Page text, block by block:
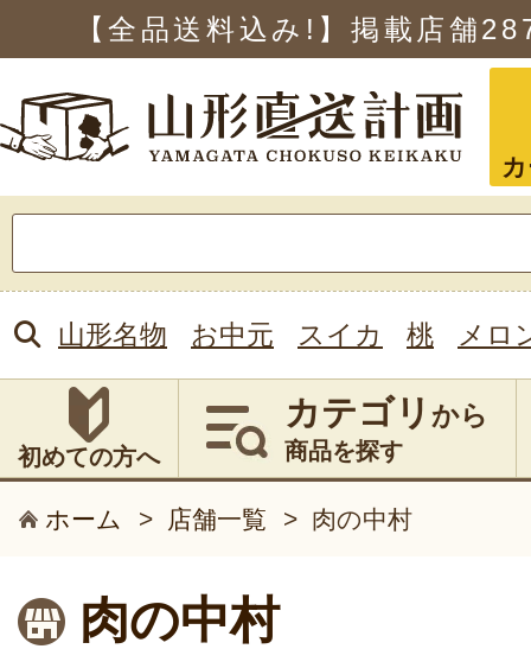
【全品送料込み!】掲載店舗
索:
山形名物 お中元 スイカ 桃 メロ
初めての方へ
カテゴリ から
商品を探す
ホーム > 店舗一覧 > 肉の中村
肉の中村